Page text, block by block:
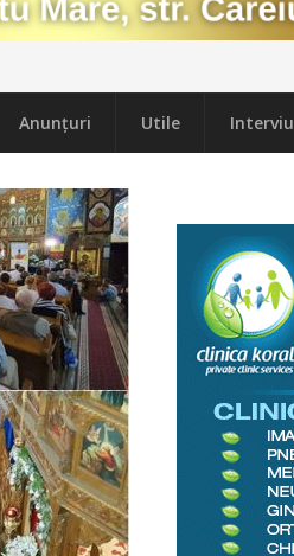
Anunțuri Utile Interviu